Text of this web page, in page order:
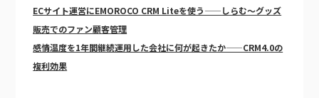
ECサイト運営にEMOROCO CRM Liteを使う——しらむ～グッズ
販売でのファン顧客管理
感情温度を1年間継続運用した会社に何が起きたか——CRM4.0の
複利効果